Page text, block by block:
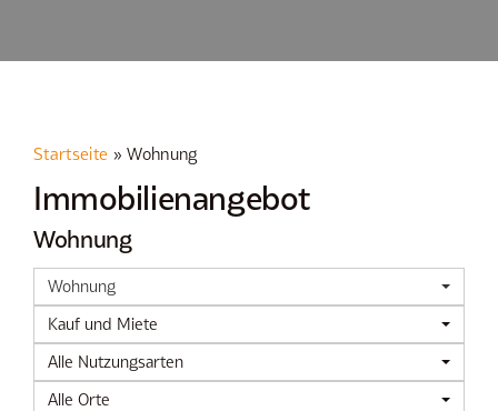
Startseite »Wohnung
Immobilien­angebot
Wohnung
Wohnung
Kauf und Miete
Alle Nutzungsarten
Alle Orte